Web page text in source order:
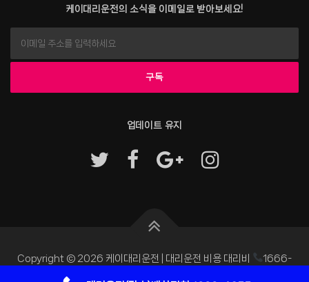
케이대리운전의 소식을 이메일로 받아보세요!
업데이트 유지
Copyright © 2026 케이대리운전 | 대리운전 비용 대리비
1666-
4255